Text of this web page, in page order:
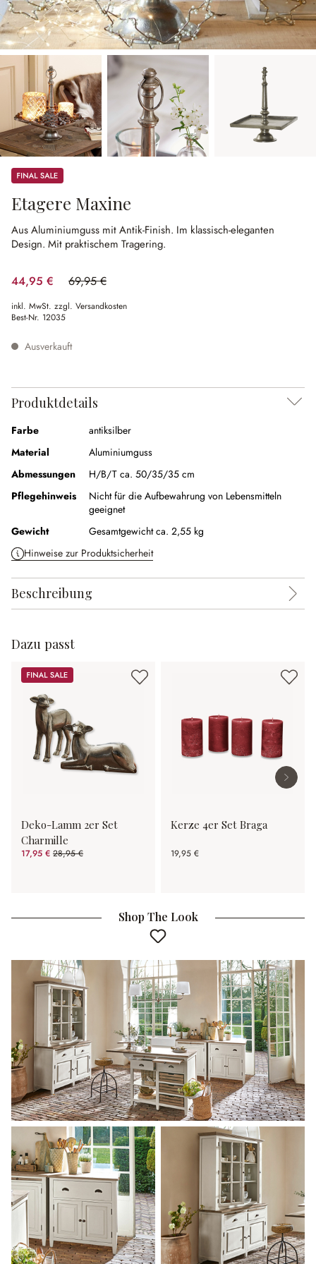
Sale
Etagere Maxine
Aus Aluminiumguss mit Antik-Finish. Im klassisch-eleganten
Design. Mit praktischem Tragering.
44,95 € 69,95 €
(35.74% gespart)
inkl. MwSt. zzgl. Versandkosten
Best-Nr. 12035
Ausverkauft
Produktdetails
Farbe
antiksilber
Material
Aluminiumguss
Abmessungen
H/B/T ca. 50/35/35 cm
Pflegehinweis
Nicht für die Aufbewahrung von Lebensmitteln
geeignet
Gewicht
Gesamtgewicht ca. 2,55 kg
Hinweise zur Produktsicherheit
Beschreibung
Dazu passt
Sale
Deko-Lamm 2er Set
Charmille
17,95 € 28,95 €
(38% gespart)
Kerze 4er Set Braga
19,95 €
Shop The Look